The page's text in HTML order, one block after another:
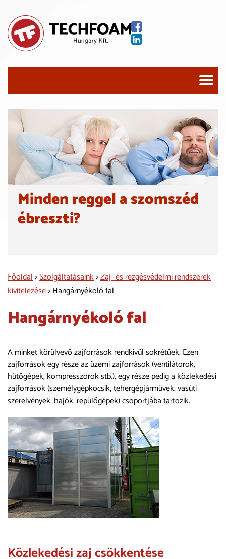
Minden reggel a szomszéd
ébreszti?
Főoldal>Szolgáltatásaink>Zaj- és rezgésvédelmi rendszerek
kivitelezése> Hangárnyékoló fal
Hangárnyékoló fal
A minket körülvevő zajforrások rendkívül sokrétűek. Ezen
zajforrások egy része az üzemi zajforrások (ventilátorok,
hűtőgépek, kompresszorok stb.), egy része pedig a közlekedési
zajforrások (személygépkocsik, tehergépjárművek, vasúti
szerelvények, hajók, repülőgépek) csoportjába tartozik.
Közlekedési zaj csökkentése